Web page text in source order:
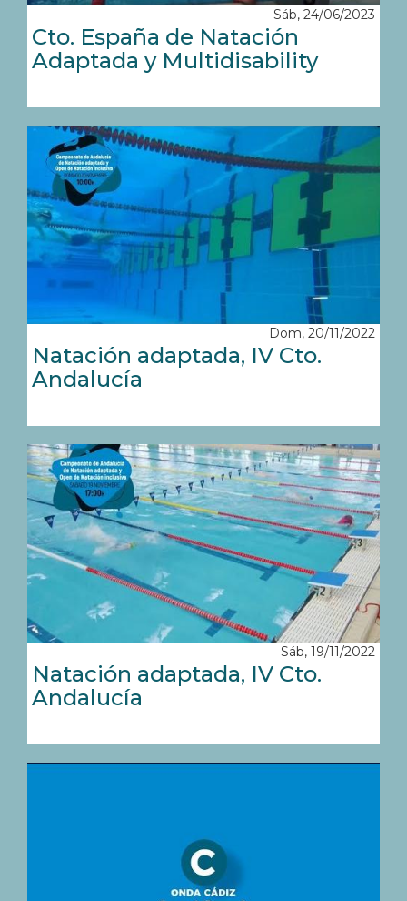
Sáb, 24/06/2023
Cto. España de Natación
Adaptada y Multidisability
Dom, 20/11/2022
Natación adaptada, IV Cto.
Andalucía
Sáb, 19/11/2022
Natación adaptada, IV Cto.
Andalucía